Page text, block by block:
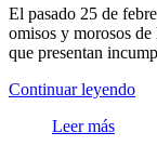
El pasado 25 de
omisos y morosos
que presentan
Continuar leyendo
Leer más